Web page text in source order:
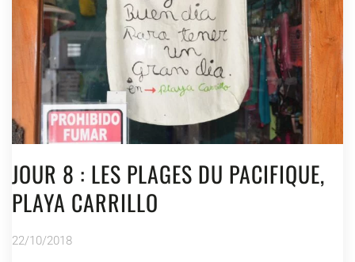
JOUR 8 : LES PLAGES DU PACIFIQUE,
PLAYA CARRILLO
22/10/2018